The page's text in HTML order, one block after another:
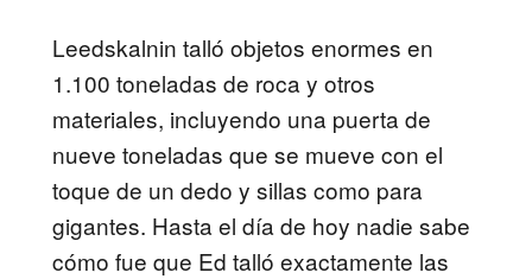
Leedskalnin talló objetos enormes en
1.100 toneladas de roca y otros
materiales, incluyendo una puerta de
nueve toneladas que se mueve con el
toque de un dedo y sillas como para
gigantes. Hasta el día de hoy nadie sabe
cómo fue que Ed talló exactamente las